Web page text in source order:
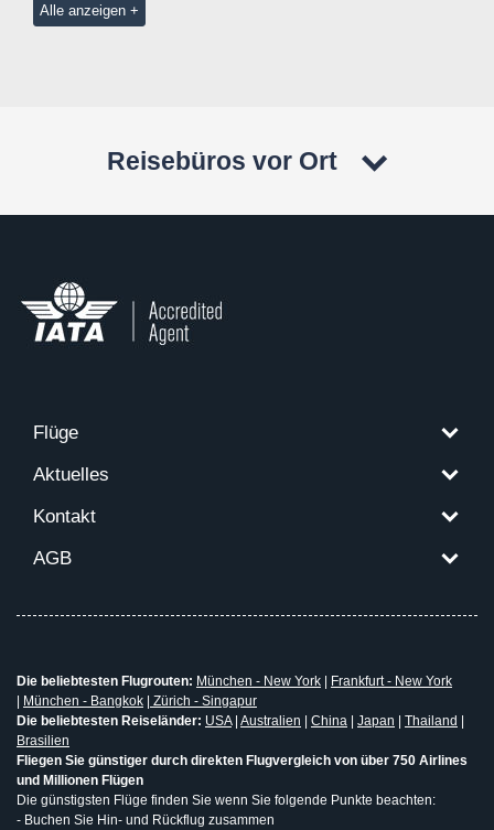
Alle anzeigen
Reisebüros vor Ort
Flüge
Aktuelles
Kontakt
AGB
Die beliebtesten Flugrouten: München - New York
Frankfurt - New York
München - Bangkok
Zürich - Singapur
Die beliebtesten Reiseländer: USA| Australien China Japan Thailand
Brasilien
Fliegen Sie günstiger durch direkten Flugvergleich von über 750 Airlines
und Millionen Flügen
Die günstigsten Flüge finden Sie wenn Sie folgende Punkte beachten:
- Buchen Sie Hin- und Rückflug zusammen